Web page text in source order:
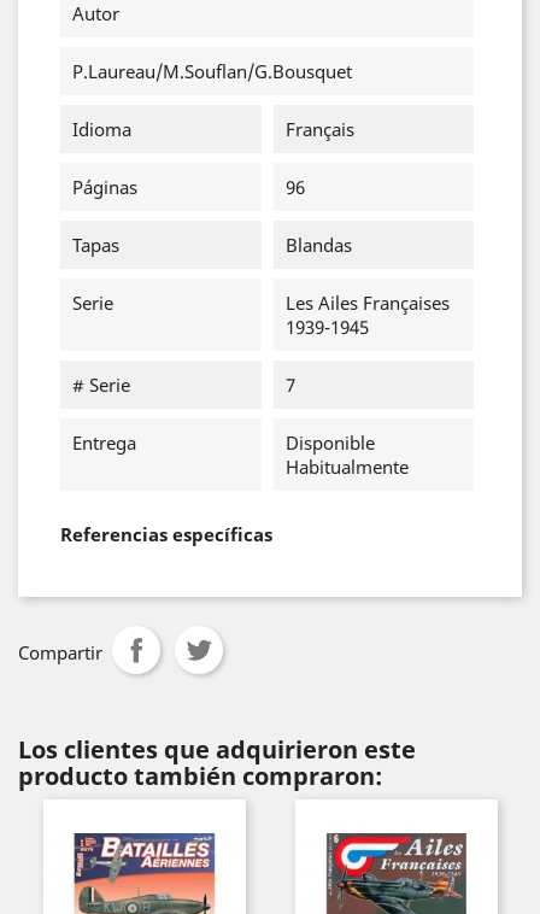
Autor
P.Laureau/M.Souflan/G.Bousquet
Idioma Français
Páginas 96
Tapas Blandas
Serie
Les Ailes Françaises
1939-1945
# Serie 7
Entrega
Disponible
Habitualmente
Referencias específicas
Compartir
Los clientes que adquirieron este
producto también compraron: